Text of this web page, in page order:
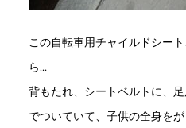
この自転車用チャイルドシー
ら…
背もたれ、シートベルトに、
でついていて、子供の全身を